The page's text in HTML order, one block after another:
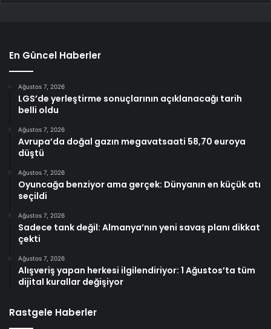
En Güncel Haberler
Ağustos 7, 2026
LGS’de yerleştirme sonuçlarının açıklanacağı tarih
belli oldu
Ağustos 7, 2026
Avrupa’da doğal gazın megavatsaati 58,70 euroya
düştü
Ağustos 7, 2026
Oyuncağa benziyor ama gerçek: Dünyanın en küçük atı
seçildi
Ağustos 7, 2026
Sadece tank değil: Almanya’nın yeni savaş planı dikkat
çekti
Ağustos 7, 2026
Alışveriş yapan herkesi ilgilendiriyor: 1 Ağustos’ta tüm
dijital kurallar değişiyor
Rastgele Haberler